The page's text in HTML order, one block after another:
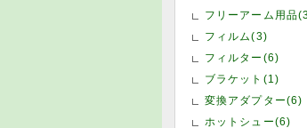
フリーアーム用品
フィルム(3)
フィルター(6)
ブラケット(1)
変換アダプター(6)
ホットシュー(6)